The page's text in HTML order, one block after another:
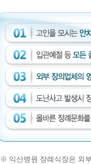
※ 익산병원 장례식장은 외